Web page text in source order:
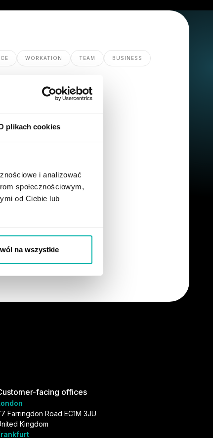
plikach cookies
i analizować
społecznościowym,
od Ciebie lub
na wszystkie
WORKATION TEAM BUSINESS
facing offices
Farringdon Road EC1M 3JU
Kingdom